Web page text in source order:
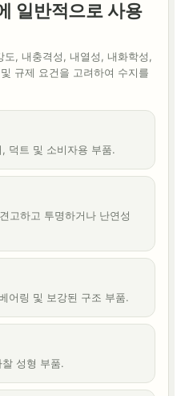
일반적으로 사용
, 내충격성, 내열성, 내화학성,
규제 요건을 고려하여 수지를
덕트 및 소비자용 부품.
고하고 투명하거나 난연성
어링 및 보강된 구조 부품.
성형 부품.